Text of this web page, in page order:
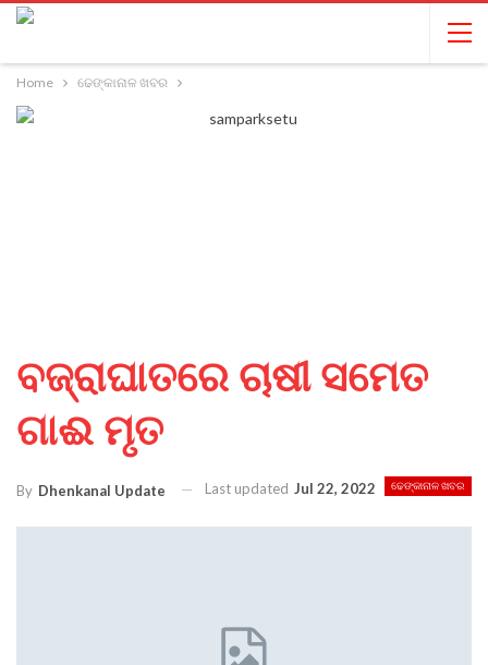
Home ଢେଙ୍କାନାଳ ଖବର
ବଜ୍ରାଘାତରେ ଚାଷୀ ସମେତ
ଗାଈ ମୃତ
ଢେଙ୍କାନାଳ ଖବର
By Dhenkanal Update Last updated Jul 22, 2022